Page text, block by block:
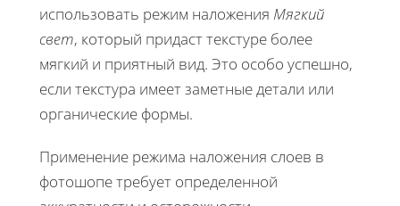
использовать режим наложения Мягкий
свет, который придаст текстуре более
мягкий и приятный вид. Это особо успешно,
если текстура имеет заметные детали или
органические формы.
Применение режима наложения слоев в
фотошопе требует определенной